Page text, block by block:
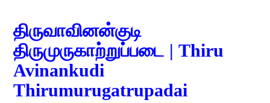
திருவாவினன்குடி
திருமுருகாற்றுப்படை | Thiru
Avinankudi
Thirumurugatrupadai